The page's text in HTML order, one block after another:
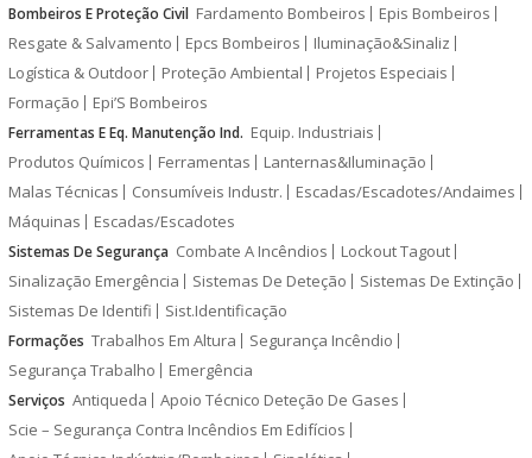
Bombeiros E Proteção Civil Fardamento Bombeiros
Epis Bombeiros
Resgate & Salvamento
Epcs Bombeiros
Iluminação&Sinaliz
Logística & Outdoor
Proteção Ambiental
Projetos Especiais
Formação
Epi’S Bombeiros
Ferramentas E Eq. Manutenção Ind. Equip. Industriais
Produtos Químicos
Ferramentas
Lanternas&Iluminação
Malas Técnicas
Consumíveis Industr.
Escadas/Escadotes/Andaimes
Máquinas
Escadas/Escadotes
Sistemas De Segurança Combate A Incêndios
Lockout Tagout
Sinalização Emergência
Sistemas De Deteção
Sistemas De Extinção
Sistemas De Identifi
Sist.Identificação
Formações Trabalhos Em Altura
Segurança Incêndio
Segurança Trabalho
Emergência
Serviços Antiqueda
Apoio Técnico Deteção De Gases
Scie – Segurança Contra Incêndios Em Edifícios